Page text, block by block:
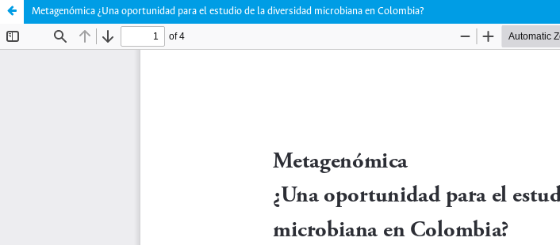
Metagenómica ¿Una oportunidad para el estudio de la diversidad microbiana en Colombia?